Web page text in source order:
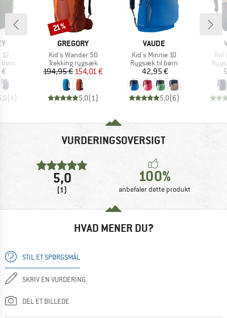
(1)
MÆRKE
GREGORY
Artikel
Kid's Wander 50
Produktgruppe
Trekking rygsæk
Pris
194,95 €Nedsat pris
154,01 €
5,0(1)
Rabat
21%
MÆRKE
VAUDE
Artikel
Kid's Minnie 10
Produktgruppe
Rygsæk til børn
Pris
42,95 €
5,0(6)
VURDERINGSOVERSIGT
5,0
(1)
100%
anbefaler dette produkt
HVAD MENER DU?
STIL ET SPØRGSMÅL
SKRIV EN VURDERING
DEL ET BILLEDE